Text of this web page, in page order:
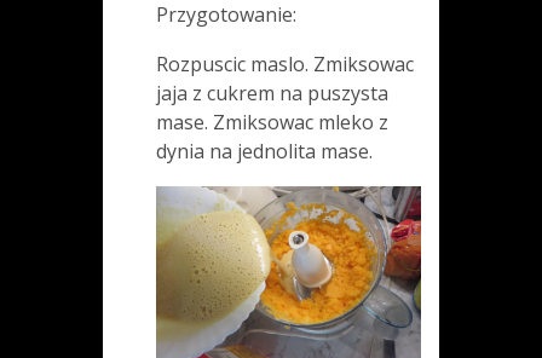
Przygotowanie:
Rozpuscic maslo. Zmiksowac
jaja z cukrem na puszysta
mase. Zmiksowac mleko z
dynia na jednolita mase.